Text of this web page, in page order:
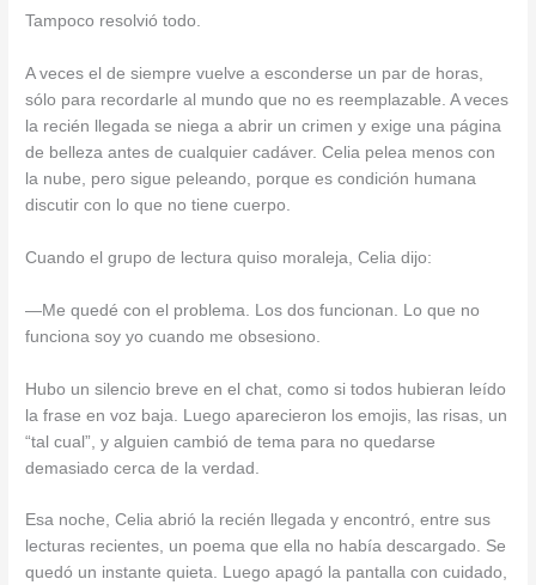
Tampoco resolvió todo.
A veces el de siempre vuelve a esconderse un par de horas,
sólo para recordarle al mundo que no es reemplazable. A veces
la recién llegada se niega a abrir un crimen y exige una página
de belleza antes de cualquier cadáver. Celia pelea menos con
la nube, pero sigue peleando, porque es condición humana
discutir con lo que no tiene cuerpo.
Cuando el grupo de lectura quiso moraleja, Celia dijo:
—Me quedé con el problema. Los dos funcionan. Lo que no
funciona soy yo cuando me obsesiono.
Hubo un silencio breve en el chat, como si todos hubieran leído
la frase en voz baja. Luego aparecieron los emojis, las risas, un
“tal cual”, y alguien cambió de tema para no quedarse
demasiado cerca de la verdad.
Esa noche, Celia abrió la recién llegada y encontró, entre sus
lecturas recientes, un poema que ella no había descargado. Se
quedó un instante quieta. Luego apagó la pantalla con cuidado,